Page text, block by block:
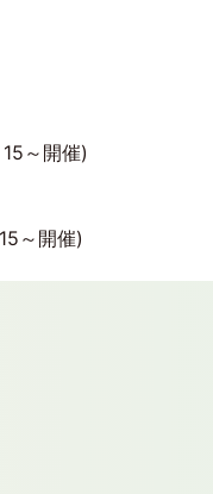
～開催)
～開催)